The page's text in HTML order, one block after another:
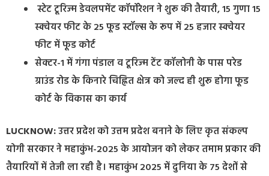
स्टेट टूरिज्म डेवलपमेंट कॉर्पोरेशन ने शुरू की तैयारी, 15 गुणा 15
स्क्वेयर फीट के 25 फूड स्टॉल्स के रूप में 25 हजार स्क्वेयर
फीट में फूड कोर्ट
सेक्टर-1 में गंगा पंडाल व टूरिज्म टेंट कॉलोनी के पास परेड
ग्राउंड रोड के किनारे चिह्नित क्षेत्र को जल्द ही शुरू होगा फूड
कोर्ट के विकास का कार्य
LUCKNOW:उत्तर प्रदेश को उत्तम प्रदेश बनाने के लिए कृत संकल्प
योगी सरकार ने महाकुंभ-2025 के आयोजन को लेकर तमाम प्रकार की
तैयारियों में तेजी ला रही है। महाकुंभ 2025 में दुनिया के 75 देशों से